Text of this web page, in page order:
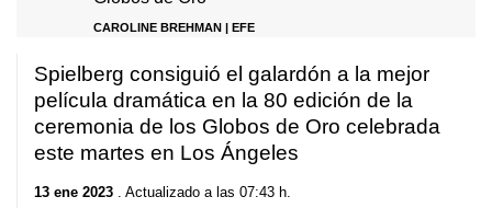
CAROLINE BREHMAN | EFE
Spielberg consiguió el galardón a la mejor
película dramática en la 80 edición de la
ceremonia de los Globos de Oro celebrada
este martes en Los Ángeles
13 ene 2023 . Actualizado a las 07:43 h.